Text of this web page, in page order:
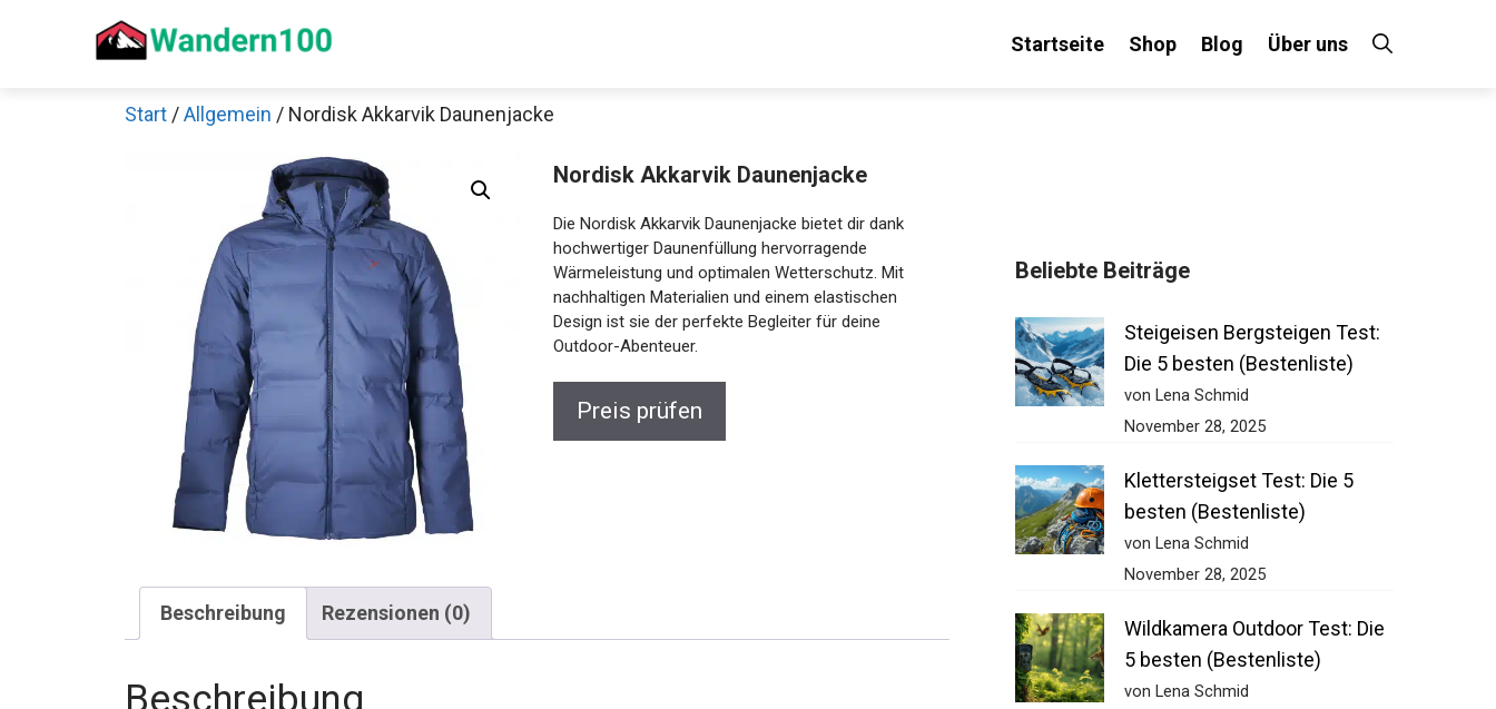
Startseite Shop Blog Über uns
Start /Allgemein / Nordisk Akkarvik Daunenjacke
Nordisk Akkarvik Daunenjacke
Die Nordisk Akkarvik Daunenjacke bietet dir dank
hochwertiger Daunenfüllung hervorragende
Wärmeleistung und optimalen Wetterschutz. Mit
nachhaltigen Materialien und einem elastischen
Design ist sie der perfekte Begleiter für deine
Outdoor-Abenteuer.
Preis prüfen
Beschreibung Rezensionen (0)
Beschreibung
Beliebte Beiträge
Steigeisen Bergsteigen Test:
Die 5 besten (Bestenliste)
von Lena Schmid
November 28, 2025
Klettersteigset Test: Die 5
besten (Bestenliste)
von Lena Schmid
November 28, 2025
Wildkamera Outdoor Test: Die
5 besten (Bestenliste)
von Lena Schmid
Decathlon Sale
Schaue dir jetzt die meistverkauften Produkte im Sale bei Decathlon an!
Jetzt anschauen